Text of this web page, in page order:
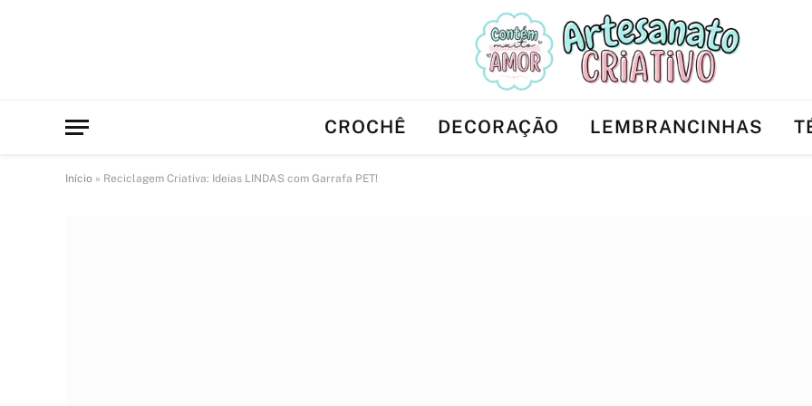
CROCHÊ DECORAÇÃO LEMBRANCINHAS
Início » Reciclagem Criativa: Ideias LINDAS com Garrafa PET!